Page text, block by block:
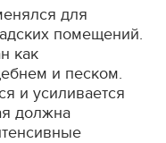
для
помещений.
как
и песком.
и усиливается
должна